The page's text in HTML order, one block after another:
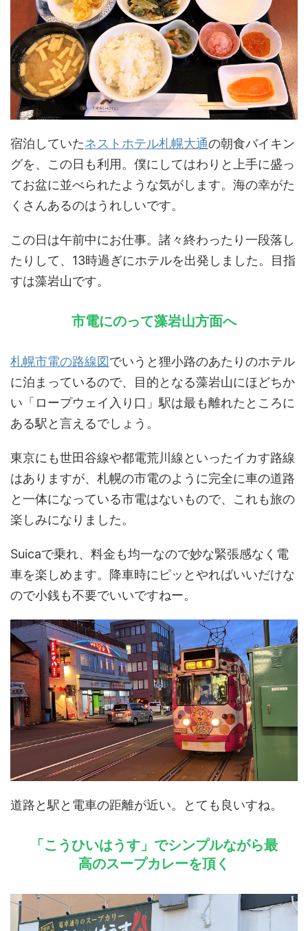
宿泊していたネストホテル札幌大通の朝食バイキン
グを、この日も利用。僕にしてはわりと上手に盛っ
てお盆に並べられたような気がします。海の幸がた
くさんあるのはうれしいです。
この日は午前中にお仕事。諸々終わったり一段落し
たりして、13時過ぎにホテルを出発しました。目指
すは藻岩山です。
市電にのって藻岩山方面へ
札幌市電の路線図でいうと狸小路のあたりのホテル
に泊まっているので、目的となる藻岩山にほどちか
い「ロープウェイ入り口」駅は最も離れたところに
ある駅と言えるでしょう。
東京にも世田谷線や都電荒川線といったイカす路線
はありますが、札幌の市電のように完全に車の道路
と一体になっている市電はないもので、これも旅の
楽しみになりました。
Suicaで乗れ、料金も均一なので妙な緊張感なく電
車を楽しめます。降車時にピッとやればいいだけな
ので小銭も不要でいいですねー。
道路と駅と電車の距離が近い。とても良いすね。
「こうひいはうす」でシンプルながら最
高のスープカレーを頂く